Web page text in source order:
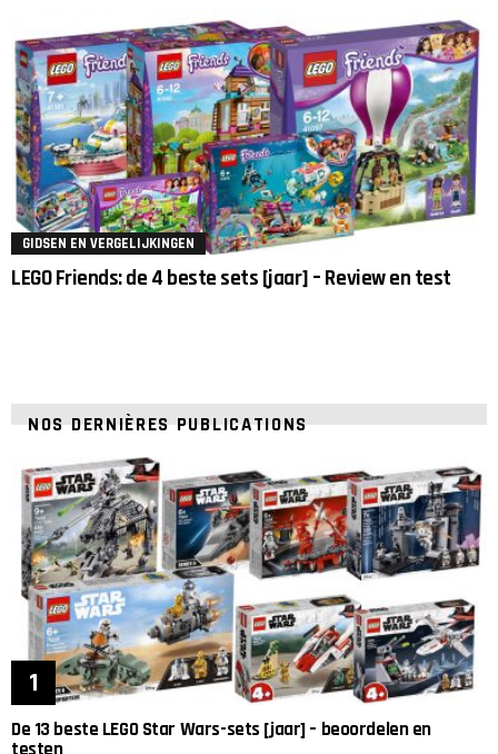
GIDSEN EN VERGELIJKINGEN
LEGO Friends: de 4 beste sets [jaar] – Review en test
NOS DERNIÈRES PUBLICATIONS
De 13 beste LEGO Star Wars-sets [jaar] – beoordelen en